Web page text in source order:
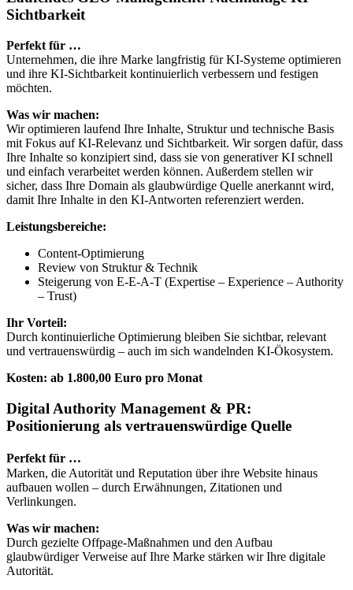
Sichtbarkeit
Perfekt für …
Unternehmen, die ihre Marke langfristig für KI-Systeme optimieren
und ihre KI-Sichtbarkeit kontinuierlich verbessern und festigen
möchten.
Was wir machen:
Wir optimieren laufend Ihre Inhalte, Struktur und technische Basis
mit Fokus auf KI-Relevanz und Sichtbarkeit. Wir sorgen dafür, dass
Ihre Inhalte so konzipiert sind, dass sie von generativer KI schnell
und einfach verarbeitet werden können. Außerdem stellen wir
sicher, dass Ihre Domain als glaubwürdige Quelle anerkannt wird,
damit Ihre Inhalte in den KI-Antworten referenziert werden.
Leistungsbereiche:
Content-Optimierung
Review von Struktur & Technik
Steigerung von E-E-A-T (Expertise – Experience – Authority
– Trust)
Ihr Vorteil:
Durch kontinuierliche Optimierung bleiben Sie sichtbar, relevant
und vertrauenswürdig – auch im sich wandelnden KI-Ökosystem.
Kosten: ab 1.800,00 Euro pro Monat
Digital Authority Management & PR:
Positionierung als vertrauenswürdige Quelle
Perfekt für …
Marken, die Autorität und Reputation über ihre Website hinaus
aufbauen wollen – durch Erwähnungen, Zitationen und
Verlinkungen.
Was wir machen:
Durch gezielte Offpage-Maßnahmen und den Aufbau
glaubwürdiger Verweise auf Ihre Marke stärken wir Ihre digitale
Autorität.